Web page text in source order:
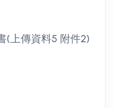
(上傳資料5 附件2)